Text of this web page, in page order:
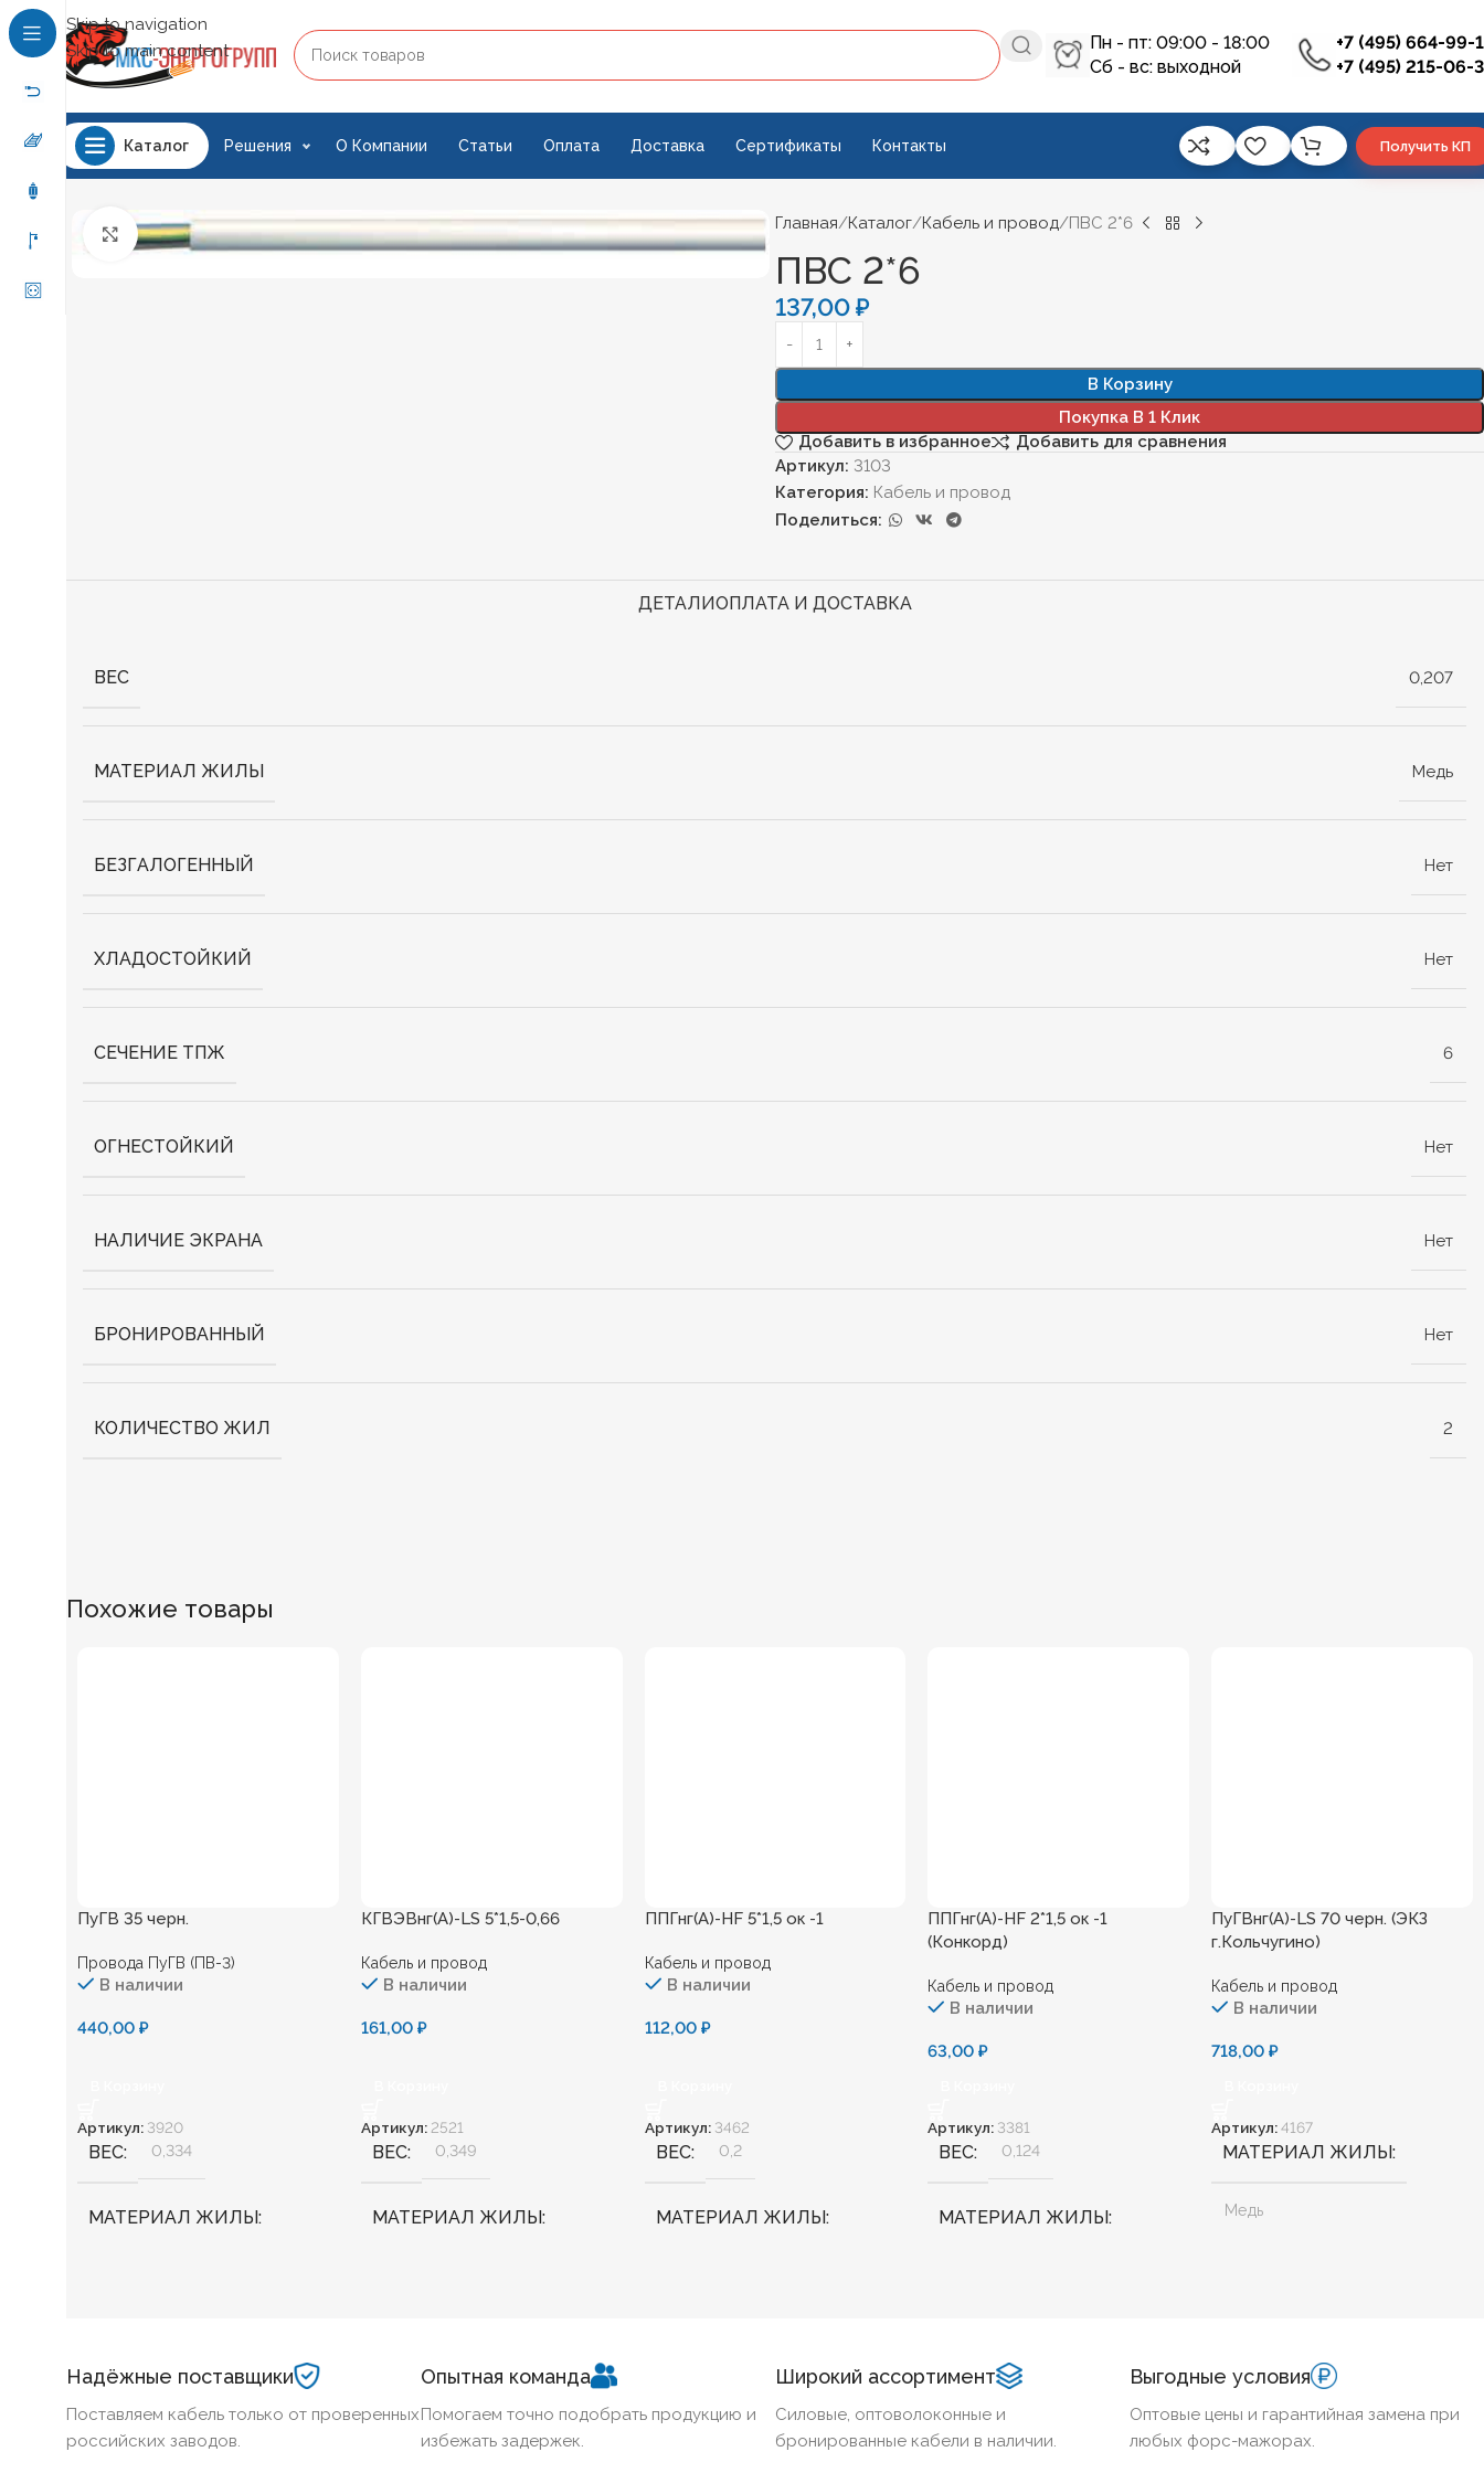
Skip to navigation
Skip to main content
Пн - пт: 09:00 - 18:00
Сб - вс: выходной
+7 (495) 664-99-
+7 (495) 215-06-
Каталог Решения О Компании Статьи Оплата Доставка Сертификаты Контакты Получить КП
Нажмите, чтобы увеличить
Главная Каталог Кабель и провод ПВС 2*6
ПВС 2*6
137,00₽
В Корзину
Покупка В 1 Клик
Добавить в избранное
Добавить для сравнения
Артикул: 3103
Категория: Кабель и провод
Поделиться:
ДЕТАЛИОПЛАТА И ДОСТАВКА
ВЕС 0,207
МАТЕРИАЛ ЖИЛЫ Медь
БЕЗГАЛОГЕННЫЙ Нет
ХЛАДОСТОЙКИЙ Нет
СЕЧЕНИЕ ТПЖ 6
ОГНЕСТОЙКИЙ Нет
НАЛИЧИЕ ЭКРАНА Нет
БРОНИРОВАННЫЙ Нет
КОЛИЧЕСТВО ЖИЛ 2
Похожие товары
ПуГВ 35 черн.
Провода ПуГВ (ПВ-3)
В наличии
440,00 ₽
Артикул: 3920
ВЕС 0,334
МАТЕРИАЛ ЖИЛЫ
ХЛАДОСТОЙКИЙ
КГВЭВнг(А)-LS 5*1,5-0,66
Кабель и провод
В наличии
161,00 ₽
Артикул: 2521
ВЕС 0,349
МАТЕРИАЛ ЖИЛЫ
ХЛАДОСТОЙКИЙ
ППГнг(А)-HF 5*1,5 ок -1
Кабель и провод
В наличии
112,00 ₽
Артикул: 3462
ВЕС 0,2
МАТЕРИАЛ ЖИЛЫ
ХЛАДОСТОЙКИЙ
ППГнг(А)-HF 2*1,5 ок -1
(Конкорд)
Кабель и провод
В наличии
63,00₽
Артикул: 3381
ВЕС 0,124
МАТЕРИАЛ ЖИЛЫ
ПуГВнг(А)-LS 70 черн. (ЭКЗ
г.Кольчугино)
Кабель и провод
В наличии
718,00₽
Артикул:4167
МАТЕРИАЛ ЖИЛЫ
Медь
СЕЧЕНИЕ ТПЖ
Надёжные поставщики
Поставляем кабель только от проверенных
российских заводов.
Опытная команда
Помогаем точно подобрать продукцию и
избежать задержек.
Широкий ассортимент
Силовые, оптоволоконные и
бронированные кабели в наличии.
Выгодные условия
Оптовые цены и гарантийная замена при
любых форс-мажорах.